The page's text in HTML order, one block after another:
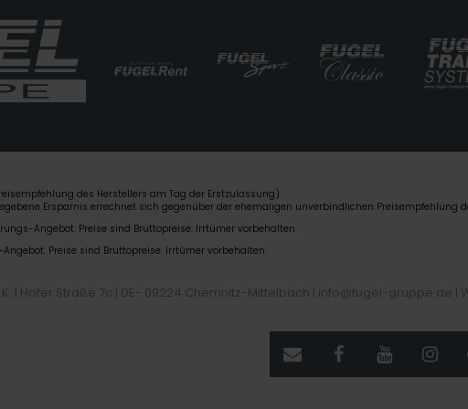
des Herstellers am Tag der Erstzulassung).
Ersparnis errechnet sich gegenüber der ehemaligen unverbindlichen Preisempfehlung
Angebot. Preise sind Bruttopreise. Irrtümer vorbehalten.
Preise sind Bruttopreise. Irrtümer vorbehalten.
| Hofer Straße 7c | DE- 09224 Chemnitz-Mittelbach | info@fugel-gruppe.de |